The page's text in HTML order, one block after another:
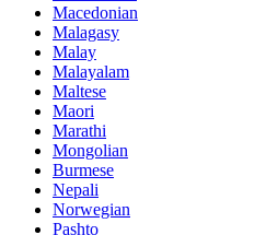
Macedonian
Malagasy
Malay
Malayalam
Maltese
Maori
Marathi
Mongolian
Burmese
Nepali
Norwegian
Pashto